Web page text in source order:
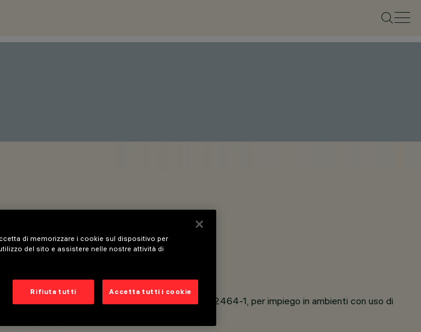
100% riciclabile (solo nella finitura bianca).
cd/mq α > 65°, conforme alla norma EN 12464-1, per impiego in ambienti con uso di
di memorizzare i cookie sul dispositivo per
del sito e assistere nelle nostre attività di
Rifiuta tutti Accetta tutti i cookie